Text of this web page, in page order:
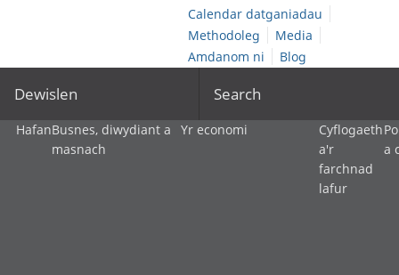
Calendar datganiadau
Methodoleg
Media
Amdanom ni
Blog
Dewislen Search
HafanBusnes, diwydiant a
masnach
Yr economi
Cyflogaeth
a'r
farchnad
lafur
a